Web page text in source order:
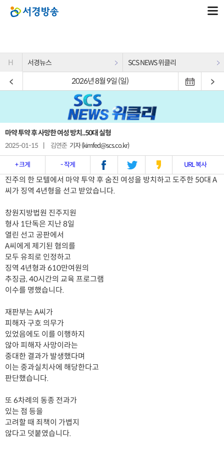
H 서경뉴스 SCS NEWS 위클리
2026년 8월 9일 (일)
마약 투약 후 사망한 여성 방치..50대 실형
2025-01-15 김연준 기자 (kimfed@scs.co.kr)
+ 크게 - 작게 URL 복사
진주의 한 모텔에서 마약 투약 후 숨진 여성을 방치하고 도주한 50대 A
씨가 징역 4년형을 선고 받았습니다.
창원지방법원 진주지원
형사 1단독은 지난 8일
열린 선고 공판에서
A씨에게 제기된 혐의를
모두 유죄로 인정하고
징역 4년형과 610만여원의
추징금, 40시간의 교육 프로그램
이수를 명했습니다.
재판부는 A씨가
피해자 구호 의무가
있었음에도 이를 이행하지
않아 피해자 사망이라는
중대한 결과가 발생했다며
이는 중과실치사에 해당한다고
판단했습니다.
또 6차례의 동종 전과가
있는 점 등을
고려할 때 죄책이 가볍지
않다고 덧붙였습니다.